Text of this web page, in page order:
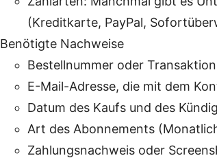
(Kreditkarte, PayPal,
Benötigte Nachweise
Bestellnummer oder
E-Mail-Adresse, die mit dem
Datum des Kaufs und des
Art des Abonnements
Zahlungsnachweis oder